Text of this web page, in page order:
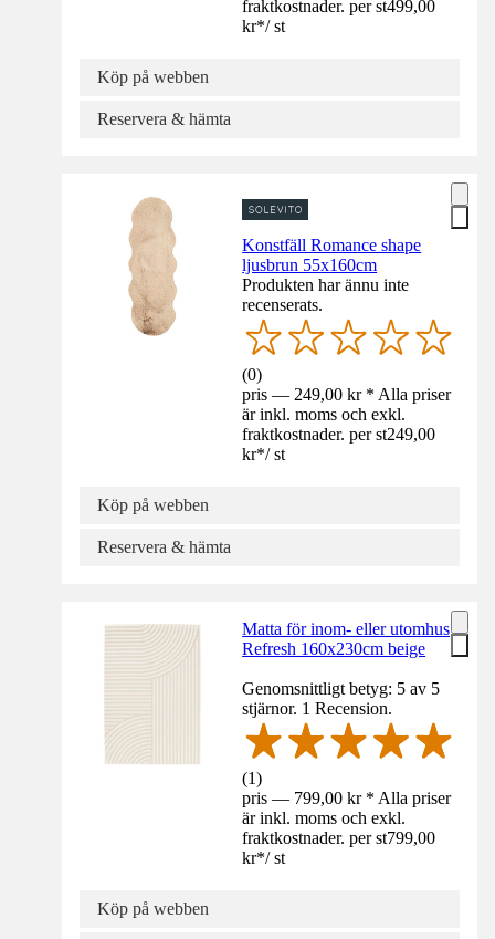
fraktkostnader. per st499,00
kr*/ st
Köp på webben
Reservera & hämta
Konstfäll Romance shape
ljusbrun 55x160cm
Produkten har ännu inte
recenserats.
(0)
pris — 249,00 kr * Alla priser
är inkl. moms och exkl.
fraktkostnader. per st249,00
kr*/ st
Köp på webben
Reservera & hämta
Matta för inom- eller utomhus
Refresh 160x230cm beige
Genomsnittligt betyg: 5 av 5
stjärnor. 1 Recension.
(1)
pris — 799,00 kr * Alla priser
är inkl. moms och exkl.
fraktkostnader. per st799,00
kr*/ st
Köp på webben